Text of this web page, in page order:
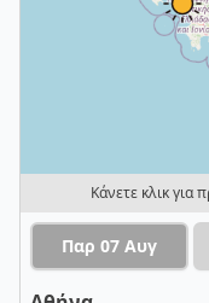
Κάνετε κλικ για
Παρ 07 Αυγ